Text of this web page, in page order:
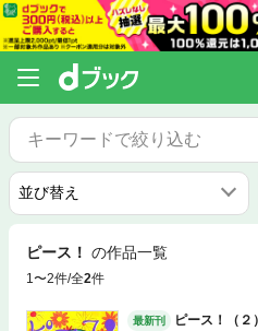
ピース！ の作品一覧
1〜2件/全2件
最新刊
ピース！（２）